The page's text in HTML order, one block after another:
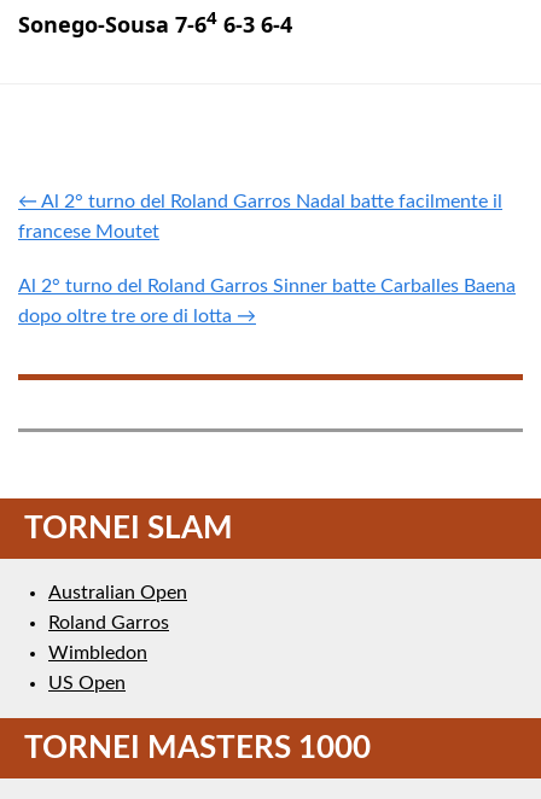
Sonego-Sousa 7-64 6-3 6-4
← Al 2° turno del Roland Garros Nadal batte facilmente il
francese Moutet
Al 2° turno del Roland Garros Sinner batte Carballes Baena
dopo oltre tre ore di lotta →
TORNEI SLAM
Australian Open
Roland Garros
Wimbledon
US Open
TORNEI MASTERS 1000